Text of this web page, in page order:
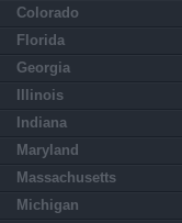
Colorado
Florida
Georgia
Illinois
Indiana
Maryland
Massachusetts
Michigan